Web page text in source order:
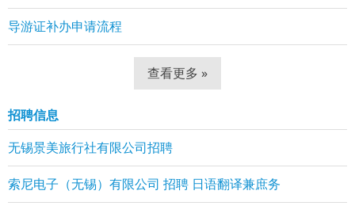
导游证补办申请流程
查看更多 »
招聘信息
无锡景美旅行社有限公司招聘
索尼电子（无锡）有限公司 招聘 日语翻译兼庶务